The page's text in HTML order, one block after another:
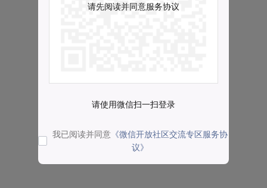
请先阅读并同意服务协议
请使用微信扫一扫登录
我已阅读并同意 《微信开放社区交流专区服务协
议》